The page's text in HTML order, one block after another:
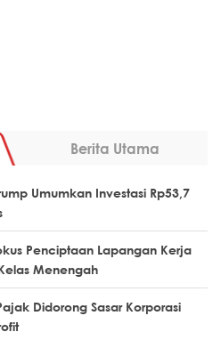
Berita Utama
Umumkan Investasi Rp53,7
Penciptaan Lapangan Kerja
Menengah
Didorong Sasar Korporasi